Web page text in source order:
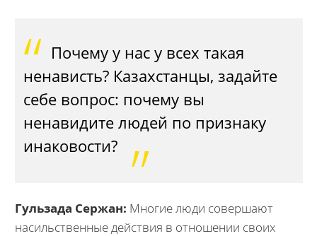
Почему у нас у всех такая
ненависть? Казахстанцы, задайте
себе вопрос: почему вы
ненавидите людей по признаку
инаковости?
Гульзада Сержан: Многие люди совершают
насильственные действия в отношении своих